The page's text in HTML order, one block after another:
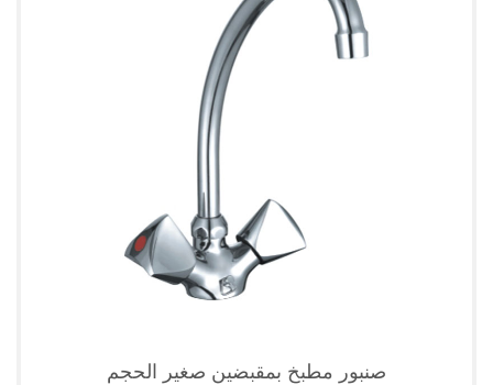
صنبور مطبخ بمقبضين صغير الحجم